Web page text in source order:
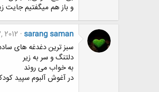
و باز هم میگفتیم جایت
sarang saman
2012
ﺳﺒﺰ ﺗﺮﯾﻦ ﺩﻏﺪﻏﻪ ﻫﺎﯼ
ﺩﻟﺘﻨﮓ ﻭ ﺳﺮ ﺑﻪ ﺯﯾﺮ
ﺑﻪ ﺧﻮﺍﺏ ﻣﯽ ﺭﻭﻧﺪ
ﺩﺭ ﺁﻏﻮﺵ ﺁﻟﺒﻮﻡ ﺳﭙﯿﺪ